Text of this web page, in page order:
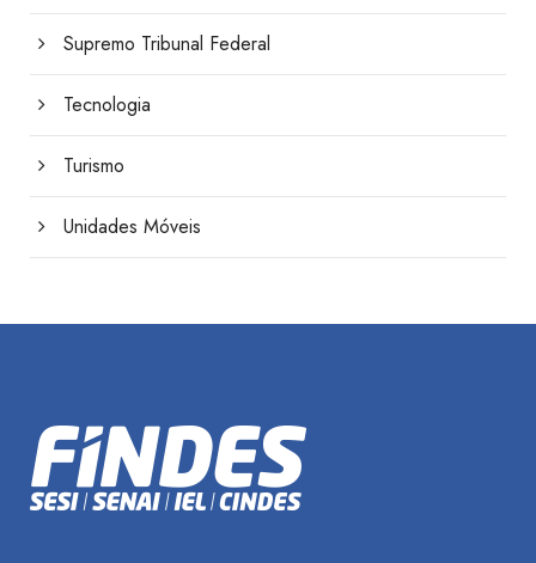
Supremo Tribunal Federal
Tecnologia
Turismo
Unidades Móveis